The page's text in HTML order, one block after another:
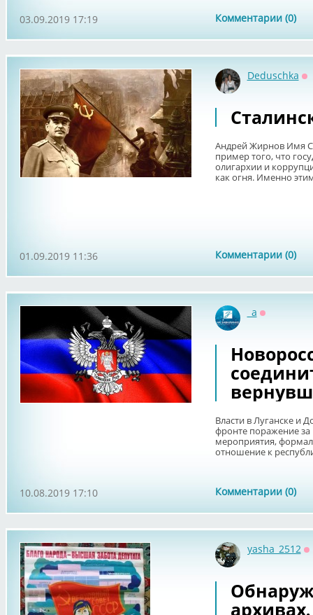
Комментарии (0)
03.09.2019 17:19
Deduschka
Андрей Жирнов Имя
пример того, что
олигархии и
как огня. Именно
Комментарии (0)
01.09.2019 11:36
_a
Власти в Луганске и
фронте поражение
мероприятия,
отношение к
Комментарии (0)
10.08.2019 17:10
yasha_2512